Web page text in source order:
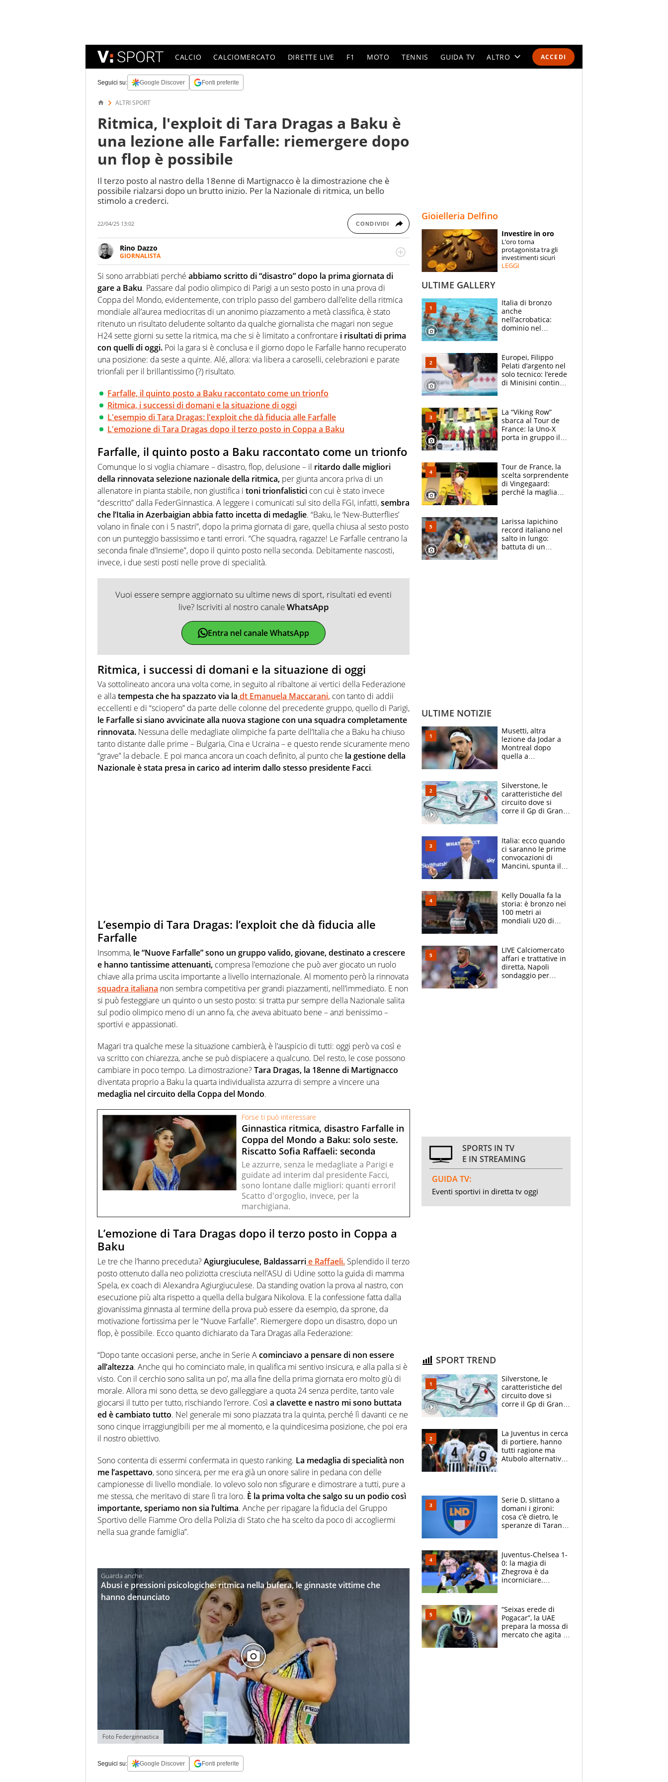
ACCEDI
CALCIO CALCIOMERCATO DIRETTE LIVE F1 MOTO TENNIS GUIDA TV ALTRO
SPECIALI
ESPERTI
Seguici su: Google Discover Fonti preferite
ALTRI SPORT
Ritmica, l'exploit di Tara Dragas a Baku è
una lezione alle Farfalle: riemergere dopo
un flop è possibile
Il terzo posto al nastro della 18enne di Martignacco è la dimostrazione che è
possibile rialzarsi dopo un brutto inizio. Per la Nazionale di ritmica, un bello
stimolo a crederci.
22/04/25 13:02 CONDIVIDI
Rino Dazzo
GIORNALISTA
Se mai ci fosse modo di traslare il glossario del calcio in una nicchia di esperti, lui ne
farebbe parte. Non si perde una svista arbitrale né gli umori social del mondo delle
curve
Si sono arrabbiati perché abbiamo scritto di “disastro” dopo la prima giornata di
gare a Baku. Passare dal podio olimpico di Parigi a un sesto posto in una prova di
Coppa del Mondo, evidentemente, con triplo passo del gambero dall’elite della ritmica
mondiale all’aurea mediocritas di un anonimo piazzamento a metà classifica, è stato
ritenuto un risultato deludente soltanto da qualche giornalista che magari non segue
H24 sette giorni su sette la ritmica, ma che si è limitato a confrontare i risultati di prima
con quelli di oggi. Poi la gara si è conclusa e il giorno dopo le Farfalle hanno recuperato
una posizione: da seste a quinte. Alé, allora: via libera a caroselli, celebrazioni e parate
trionfali per il brillantissimo (?) risultato.
Farfalle, il quinto posto a Baku raccontato come un trionfo
Ritmica, i successi di domani e la situazione di oggi
L'esempio di Tara Dragas: l'exploit che dà fiducia alle Farfalle
L'emozione di Tara Dragas dopo il terzo posto in Coppa a Baku
Farfalle, il quinto posto a Baku raccontato come un trionfo
Comunque lo si voglia chiamare – disastro, flop, delusione – il ritardo dalle migliori
della rinnovata selezione nazionale della ritmica, per giunta ancora priva di un
allenatore in pianta stabile, non giustifica i toni trionfalistici con cui è stato invece
“descritto” dalla FederGinnastica. A leggere i comunicati sul sito della FGI, infatti,sembra
che l’Italia in Azerbaigian abbia fatto incetta di medaglie. “Baku, le ‘New-Butterflies’
volano in finale con i 5 nastri”, dopo la prima giornata di gare, quella chiusa al sesto posto
con un punteggio bassissimo e tanti errori. “Che squadra, ragazze! Le Farfalle centrano la
seconda finale d’Insieme”, dopo il quinto posto nella seconda. Debitamente nascosti,
invece, i due sesti posti nelle prove di specialità.
Vuoi essere sempre aggiornato su ultime news di sport, risultati ed eventi
live? Iscriviti al nostro canaleWhatsApp
Entra nel canale WhatsApp
Ritmica, i successi di domani e la situazione di oggi
Va sottolineato ancora una volta come, in seguito al ribaltone ai vertici della Federazione
e allatempesta che ha spazzato via la dt Emanuela Maccarani, con tanto di addii
eccellenti e di “sciopero” da parte delle colonne del precedente gruppo, quello di Parigi,
le Farfalle si siano avvicinate alla nuova stagione con una squadra completamente
rinnovata. Nessuna delle medagliate olimpiche fa parte dell’Italia che a Baku ha chiuso
tanto distante dalle prime – Bulgaria, Cina e Ucraina – e questo rende sicuramente meno
“grave” la debacle. E poi manca ancora un coach definito, al punto che la gestione della
Nazionale è stata presa in carico ad interim dallo stesso presidente Facci.
L’esempio di Tara Dragas: l’exploit che dà fiducia alle
Farfalle
Insomma, le “Nuove Farfalle” sono un gruppo valido, giovane, destinato a crescere
e hanno tantissime attenuanti, compresa l’emozione che può aver giocato un ruolo
chiave alla prima uscita importante a livello internazionale. Al momento però la rinnovata
squadra italiana non sembra competitiva per grandi piazzamenti, nell’immediato. E non
si può festeggiare un quinto o un sesto posto: si tratta pur sempre della Nazionale salita
sul podio olimpico meno di un anno fa, che aveva abituato bene – anzi benissimo –
sportivi e appassionati.
Magari tra qualche mese la situazione cambierà, è l’auspicio di tutti: oggi però va così e
va scritto con chiarezza, anche se può dispiacere a qualcuno. Del resto, le cose possono
cambiare in poco tempo. La dimostrazione? Tara Dragas, la 18enne di Martignacco
diventata proprio a Baku la quarta individualista azzurra di sempre a vincere una
medaglia nel circuito della Coppa del Mondo.
Forse ti può interessare
Ginnastica ritmica, disastro Farfalle in
Coppa del Mondo a Baku: solo seste.
Riscatto Sofia Raffaeli: seconda
Le azzurre, senza le medagliate a Parigi e
guidate ad interim dal presidente Facci,
sono lontane dalle migliori: quanti errori!
Scatto d'orgoglio, invece, per la
marchigiana.
L’emozione di Tara Dragas dopo il terzo posto in Coppa a
Baku
Le tre che l’hanno preceduta? Agiurgiuculese, Baldassarrie Raffaeli. Splendido il terzo
posto ottenuto dalla neo poliziotta cresciuta nell’ASU di Udine sotto la guida di mamma
Spela, ex coach di Alexandra Agiurgiuculese. Da standing ovation la prova al nastro, con
esecuzione più alta rispetto a quella della bulgara Nikolova. E la confessione fatta dalla
giovanissima ginnasta al termine della prova può essere da esempio, da sprone, da
motivazione fortissima per le “Nuove Farfalle”. Riemergere dopo un disastro, dopo un
flop, è possibile. Ecco quanto dichiarato da Tara Dragas alla Federazione:
“Dopo tante occasioni perse, anche in Serie Acominciavo a pensare di non essere
all’altezza. Anche qui ho cominciato male, in qualifica mi sentivo insicura, e alla palla si è
visto. Con il cerchio sono salita un po’, ma alla fine della prima giornata ero molto giù di
morale. Allora mi sono detta, se devo galleggiare a quota 24 senza perdite, tanto vale
giocarsi il tutto per tutto, rischiando l’errore. Così a clavette e nastro mi sono buttata
ed è cambiato tutto. Nel generale mi sono piazzata tra la quinta, perché lì davanti ce ne
sono cinque irraggiungibili per me al momento, e la quindicesima posizione, che poi era
il nostro obiettivo.
Sono contenta di essermi confermata in questo ranking. La medaglia di specialità non
me l’aspettavo, sono sincera, per me era già un onore salire in pedana con delle
campionesse di livello mondiale. Io volevo solo non sfigurare e dimostrare a tutti, pure a
me stessa, che meritavo di stare lì tra loro. È la prima volta che salgo su un podio così
importante, speriamo non sia l’ultima. Anche per ripagare la fiducia del Gruppo
Sportivo delle Fiamme Oro della Polizia di Stato che ha scelto da poco di accogliermi
nella sua grande famiglia”.
Abusi e pressioni psicologiche: ritmica nella bufera, le ginnaste vittime che
hanno denunciato
Foto Federginnastica
Seguici su: Google Discover Fonti preferite
Gioielleria Delfino
Investire in oro
L’oro torna
protagonista tra gli
investimenti sicuri
LEGGI
ULTIME GALLERY
Italia di bronzo
anche
nell’acrobatica:
dominio nel
e compagni
continuare
Europei, Filippo
Pelati d’argento nel
solo tecnico: l’erede
di Minisini continua
mirino
La “Viking Row”
sbarca al Tour de
France: la Uno-X
porta in gruppo il
compagni
Tour de France, la
scelta sorprendente
di Vingegaard:
perché la maglia
rischio da evitare
Larissa Iapichino
record italiano nel
salto in lungo:
battuta di un
ULTIME NOTIZIE
Musetti, altra
lezione da Jodar a
Montreal dopo
quella a
tutto"
Silverstone, le
caratteristiche del
circuito dove si
corre il Gp di Gran
Italia: ecco quando
ci saranno le prime
convocazioni di
Mancini, spunta il
Kelly Doualla fa la
storia: è bronzo nei
100 metri ai
mondiali U20 di
con una gran finale"
LIVE Calciomercato
affari e trattative in
diretta, Napoli
sondaggio per
SPORTS IN TV
E IN STREAMING
GUIDA TV:
Eventi sportivi in diretta tv oggi
SPORT TREND
Silverstone, le
caratteristiche del
circuito dove si
corre il Gp di Gran
La Juventus in cerca
di portiere, hanno
tutti ragione ma
Atubolo alternativa
Serie D, slittano a
domani i gironi:
cosa c’è dietro, le
speranze di Taranto
Juventus-Chelsea 1-
0: la magia di
Zhegrova è da
incorniciare.
ancora, la porta
inviolata
“Seixas erede di
Pogacar”, la UAE
prepara la mossa di
mercato che agita la